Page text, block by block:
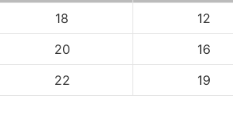
18 12
20 16
22 19